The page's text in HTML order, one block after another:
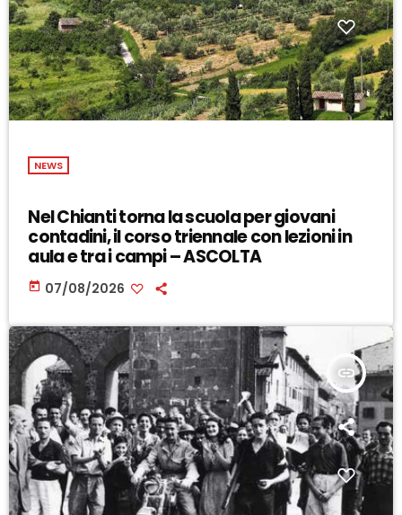
NEWS
Nel Chianti torna la scuola per giovani
contadini, il corso triennale con lezioni in
aula e tra i campi – ASCOLTA
today 07/08/2026
insert_link